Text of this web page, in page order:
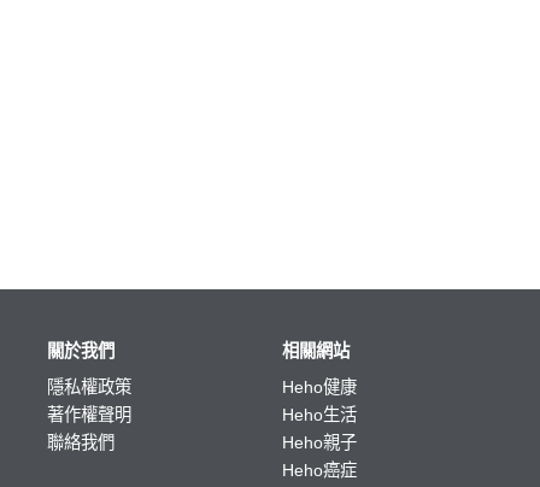
關於我們
隱私權政策
著作權聲明
聯絡我們
相關網站
Heho健康
Heho生活
Heho親子
Heho癌症